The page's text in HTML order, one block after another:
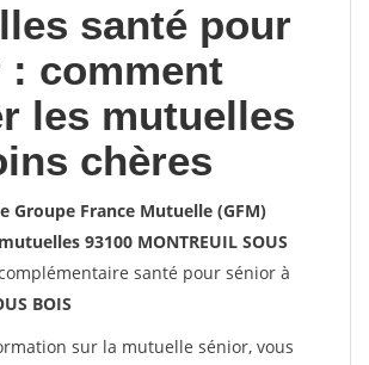
santé pour
: comment
les mutuelles
chères
Groupe France Mutuelle (GFM)
93100 MONTREUIL SOUS
santé pour sénior à
BOIS
sur la mutuelle sénior, vous